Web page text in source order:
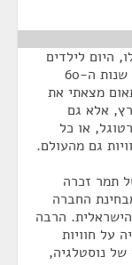
היום לילדים
זה מאוד מאוד ברור, אבל כשאתה מדבר על שנות ה-60
אז פתאום מצאתי את
אלא גם
או כל
גם מהעולם.
תמר זכרה
החברה
הרבה
על חוויות
של נוסטלגיה,